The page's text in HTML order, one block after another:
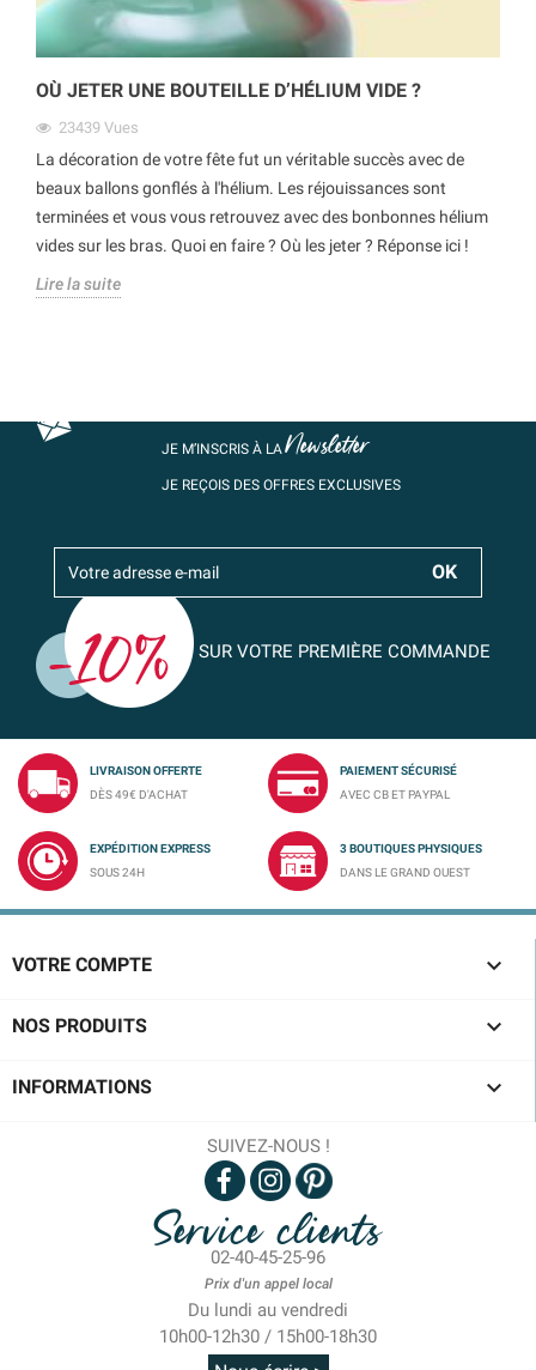
OÙ JETER UNE BOUTEILLE D’HÉLIUM VIDE ?
23439 Vues
La décoration de votre fête fut un véritable succès avec de
beaux ballons gonflés à l'hélium. Les réjouissances sont
terminées et vous vous retrouvez avec des bonbonnes hélium
vides sur les bras. Quoi en faire ? Où les jeter ? Réponse ici !
Lire la suite
JE M’INSCRIS À LANewsletter
JE REÇOIS DES OFFRES EXCLUSIVES
SUR VOTRE PREMIÈRE COMMANDE
LIVRAISON OFFERTE
DÈS 49€ D'ACHAT
PAIEMENT SÉCURISÉ
AVEC CB ET PAYPAL
EXPÉDITION EXPRESS
SOUS 24H
3 BOUTIQUES PHYSIQUES
DANS LE GRAND OUEST
VOTRE COMPTE 
NOS PRODUITS 
INFORMATIONS 
SUIVEZ-NOUS !
Service clients
02-40-45-25-96
Prix d'un appel local
Du lundi au vendredi
10h00-12h30 / 15h00-18h30